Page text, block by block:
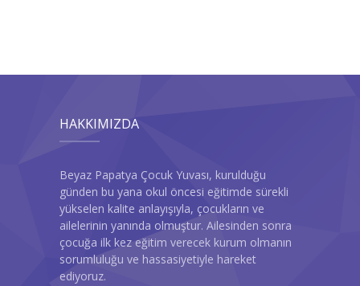
HAKKIMIZDA
Beyaz Papatya Çocuk Yuvası, kurulduğu
günden bu yana okul öncesi eğitimde sürekli
yükselen kalite anlayışıyla, çocukların ve
ailelerinin yanında olmuştur. Ailesinden sonra
çocuğa ilk kez eğitim verecek kurum olmanın
sorumluluğu ve hassasiyetiyle hareket
ediyoruz.